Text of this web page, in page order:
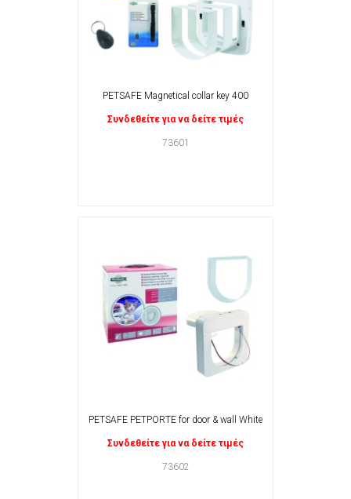
PETSAFE Magnetical collar key 400
Συνδεθείτε για να δείτε τιμές
73601
PETSAFE PETPORTE for door & wall White
Συνδεθείτε για να δείτε τιμές
73602